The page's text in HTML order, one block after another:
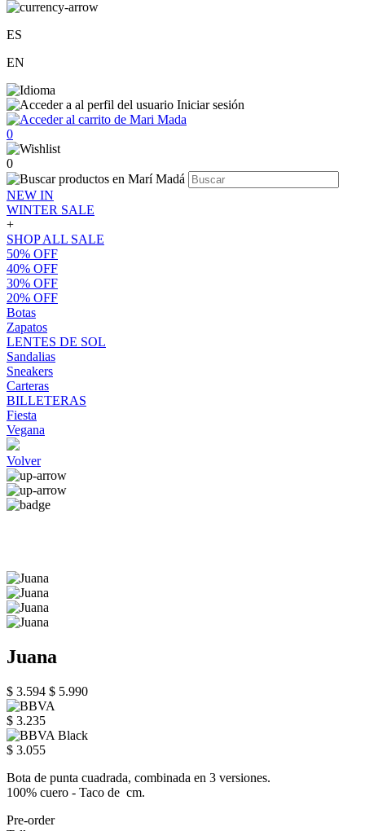
ES
EN
Iniciar sesión
0
0
NEW IN
WINTER SALE
+
SHOP ALL SALE
50% OFF
40% OFF
30% OFF
20% OFF
Botas
Zapatos
LENTES DE SOL
Sandalias
Sneakers
Carteras
BILLETERAS
Fiesta
Vegana
Volver
Juana
$ 3.594 $ 5.990
$ 3.235
$ 3.055
Bota de punta cuadrada, combinada en 3 versiones.
100% cuero - Taco de cm.
Pre-order